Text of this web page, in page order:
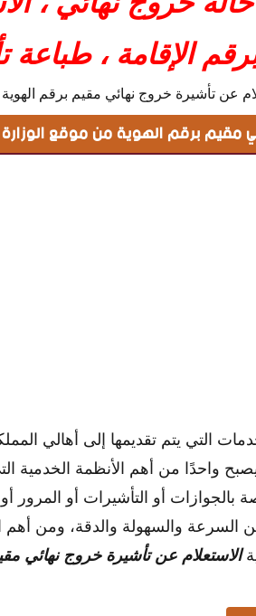
الإقامة ، طباعة
عن تأشيرة خروج نهائي مقيم برقم
مقيم برقم الهوية من موقع الوزارة
التي يتم تقديمها إلى أهالي
واحدًا من أهم الأنظمة الخدمية
بالجوازات أو التأشيرات أو المرور
السرعة والسهولة والدقة، ومن أهم
الاستعلام عن تأشيرة خروج نهائي